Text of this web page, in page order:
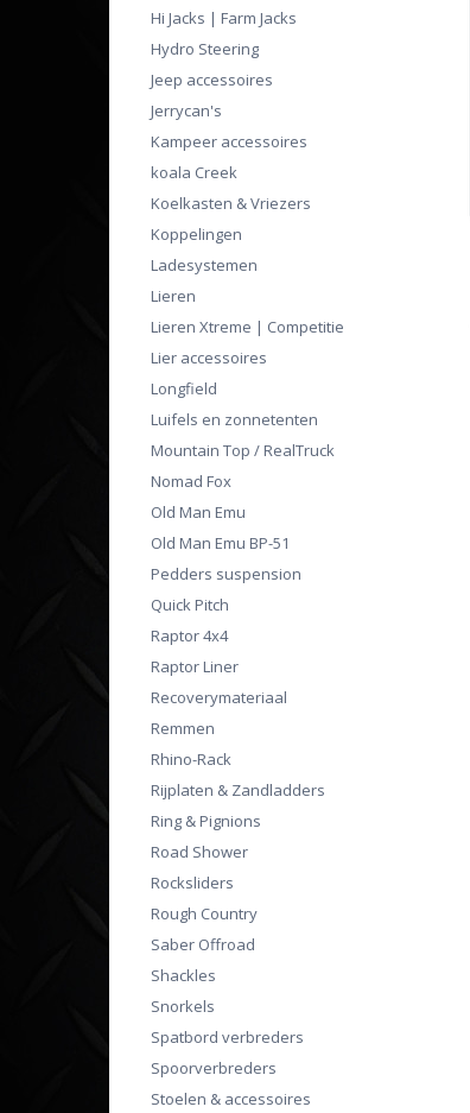
Hi Jacks | Farm Jacks
Hydro Steering
Jeep accessoires
Jerrycan's
Kampeer accessoires
koala Creek
Koelkasten & Vriezers
Koppelingen
Ladesystemen
Lieren
Lieren Xtreme | Competitie
Lier accessoires
Longfield
Luifels en zonnetenten
Mountain Top / RealTruck
Nomad Fox
Old Man Emu
Old Man Emu BP-51
Pedders suspension
Quick Pitch
Raptor 4x4
Raptor Liner
Recoverymateriaal
Remmen
Rhino-Rack
Rijplaten & Zandladders
Ring & Pignions
Road Shower
Rocksliders
Rough Country
Saber Offroad
Shackles
Snorkels
Spatbord verbreders
Spoorverbreders
Stoelen & accessoires